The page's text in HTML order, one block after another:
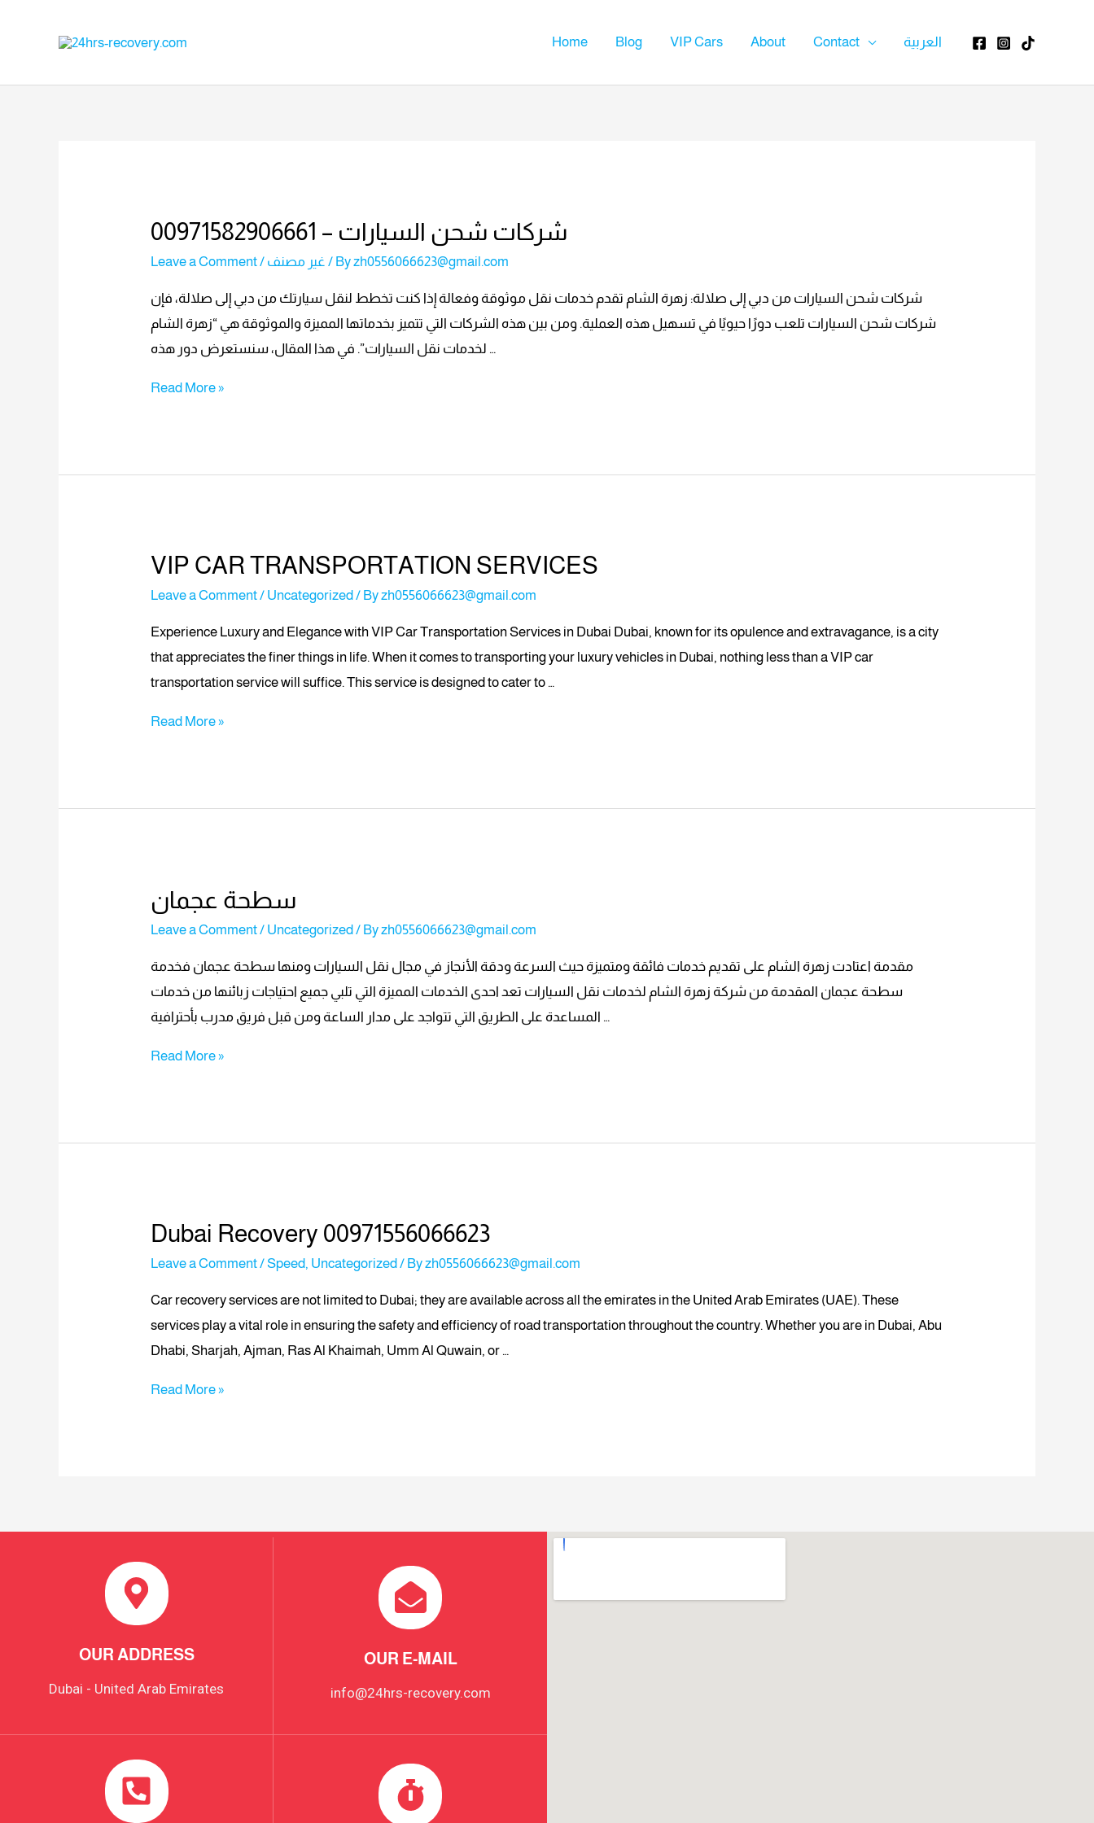
Home Blog VIP Cars About Contact العربية
شركات شحن السيارات – 00971582906661
Leave a Comment/ غير مصنف / Byzh0556066623@gmail.com
شركات شحن السيارات من دبي إلى صلالة: زهرة الشام تقدم خدمات نقل موثوقة وفعالة إذا كنت تخطط لنقل سيارتك من دبي إلى صلالة، فإن
شركات شحن السيارات تلعب دورًا حيويًا في تسهيل هذه العملية. ومن بين هذه الشركات التي تتميز بخدماتها المميزة والموثوقة هي “زهرة الشام
لخدمات نقل السيارات”. في هذا المقال، سنستعرض دور هذه …
Read More »
VIP CAR TRANSPORTATION SERVICES
Leave a Comment/ Uncategorized / Byzh0556066623@gmail.com
Experience Luxury and Elegance with VIP Car Transportation Services in Dubai Dubai, known for its opulence and extravagance, is a city
that appreciates the finer things in life. When it comes to transporting your luxury vehicles in Dubai, nothing less than a VIP car
transportation service will suffice. This service is designed to cater to …
Read More »
سطحة عجمان
Leave a Comment/ Uncategorized/ Byzh0556066623@gmail.com
مقدمة اعتادت زهرة الشام على تقديم خدمات فائقة ومتميزة حيث السرعة ودقة الأنجاز في مجال نقل السيارات ومنها سطحة عجمان فخدمة
سطحة عجمان المقدمة من شركة زهرة الشام لخدمات نقل السيارات تعد احدى الخدمات المميزة التي تلبي جميع احتياجات زبائنها من خدمات
المساعدة على الطريق التي تتواجد على مدار الساعة ومن قبل فريق مدرب بأحترافية …
Read More »
Dubai Recovery 00971556066623
Leave a Comment/Speed, Uncategorized / Byzh0556066623@gmail.com
Car recovery services are not limited to Dubai; they are available across all the emirates in the United Arab Emirates (UAE). These
services play a vital role in ensuring the safety and efficiency of road transportation throughout the country. Whether you are in Dubai, Abu
Dhabi, Sharjah, Ajman, Ras Al Khaimah, Umm Al Quwain, or …
Read More »
OUR ADDRESS
Dubai - United Arab Emirates
OUR E-MAIL
info@24hrs-recovery.com